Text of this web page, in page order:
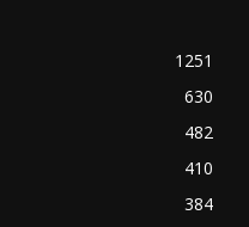
1251
630
482
410
384